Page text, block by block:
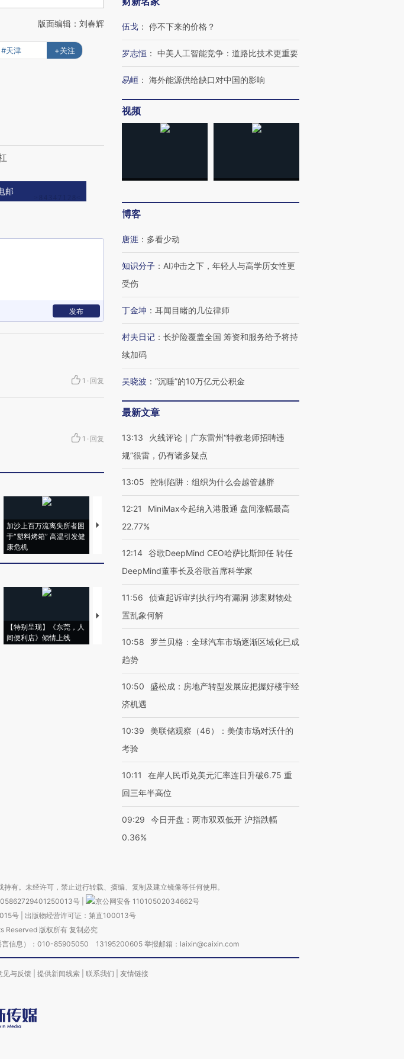
版面编辑：刘春辉
#天津 +关注
邮
发布
1 · 回复
1 · 回复
加沙上百万流离失所者困
于“塑料烤箱” 高温引发健
康危机
马航飞行员跨国走私7万
要防空导弹“救急”
13人遇难
【特别呈现】《东莞，人
间便利店》倾情上线
【推广】走进第四届链博
会，让数智科技“链”接产
【特别呈现】寻找100种
有意思的生活方式·第三对
CFO：不靠规模取胜，华
住三大增长引擎是什么？
伍戈 ： 停不下来的价格？
罗志恒 ： 中美人工智能竞争：道路比技术更重要
易峘 ： 海外能源供给缺口对中国的影响
视频
博客
唐涯 ： 多看少动
知识分子 ： AI冲击之下，年轻人与高学历女性更
受伤
丁金坤 ： 耳闻目睹的几位律师
村夫日记 ： 长护险覆盖全国 筹资和服务给予将持
续加码
吴晓波 ： “沉睡”的10万亿元公积金
最新文章
13:13
火线评论｜广东雷州“特教老师招聘违
规”很雷，仍有诸多疑点
13:05 控制陷阱：组织为什么会越管越胖
12:21
MiniMax今起纳入港股通 盘间涨幅最高
22.77%
12:14 谷歌DeepMind CEO哈萨比斯卸任 转任
DeepMind董事长及谷歌首席科学家
11:56
侦查起诉审判执行均有漏洞 涉案财物处
置乱象何解
10:58
罗兰贝格：全球汽车市场逐渐区域化已成
趋势
10:50
盛松成：房地产转型发展应把握好楼宇经
济机遇
10:39
美联储观察（46）：美债市场对沃什的
考验
10:11
在岸人民币兑美元汇率连日升破6.75 重
回三年半高位
09:29
今日开盘：两市双双低开 沪指跌幅
0.36%
有。未经许可，禁止进行转载、摘编、复制及建立镜像等任何使用。
号
京公网安备 11010502034662号
号| 出版物经营许可证：第直100013号
Reserved 版权所有 复制必究
言信息）：010-85905050 13195200605 举报邮箱：laixin@caixin.com
见与反馈 提供新闻线索 联系我们 友情链接